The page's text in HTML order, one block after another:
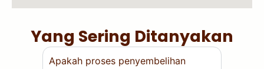
Yang Sering Ditanyakan
Apakah proses penyembelihan